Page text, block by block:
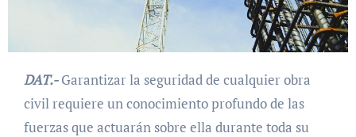
DAT.-Garantizar la seguridad de cualquier obra
civil requiere un conocimiento profundo de las
fuerzas que actuarán sobre ella durante toda su